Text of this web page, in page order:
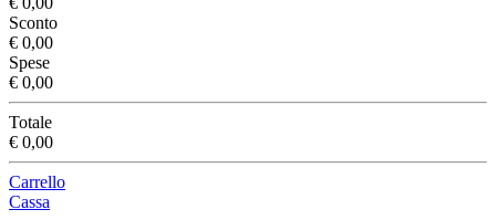
Sconto
€ 0,00
Spese
€ 0,00
Totale
€ 0,00
Carrello
Cassa